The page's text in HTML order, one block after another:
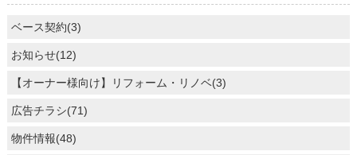
ベース契約(3)
お知らせ(12)
【オーナー様向け】リフォーム・リノベ(3)
広告チラシ(71)
物件情報(48)